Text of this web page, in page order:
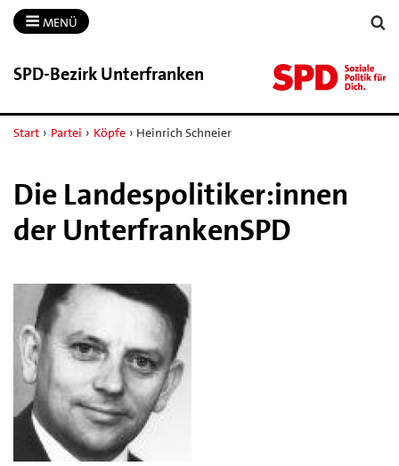
MENÜ
SPD-​Bezirk Unterfranken
Start › Partei › Köpfe › Heinrich Schneier
Die Landespolitiker:innen
der UnterfrankenSPD